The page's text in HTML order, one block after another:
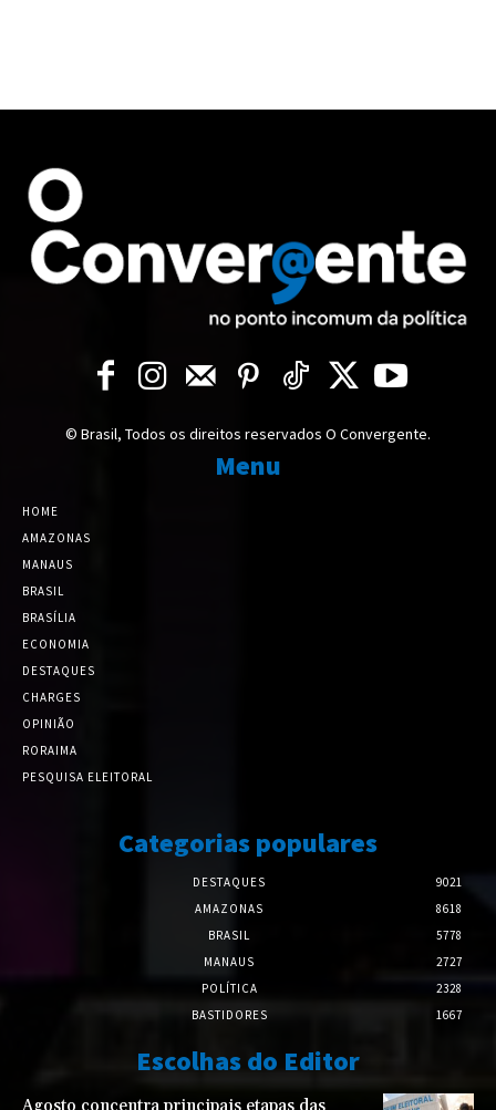
© Brasil, Todos os direitos reservados O Convergente.
Menu
HOME
AMAZONAS
MANAUS
BRASIL
BRASÍLIA
ECONOMIA
DESTAQUES
CHARGES
OPINIÃO
RORAIMA
PESQUISA ELEITORAL
Categorias populares
DESTAQUES
9021
AMAZONAS
8618
BRASIL
5778
MANAUS
2727
POLÍTICA
2328
BASTIDORES
1667
Escolhas do Editor